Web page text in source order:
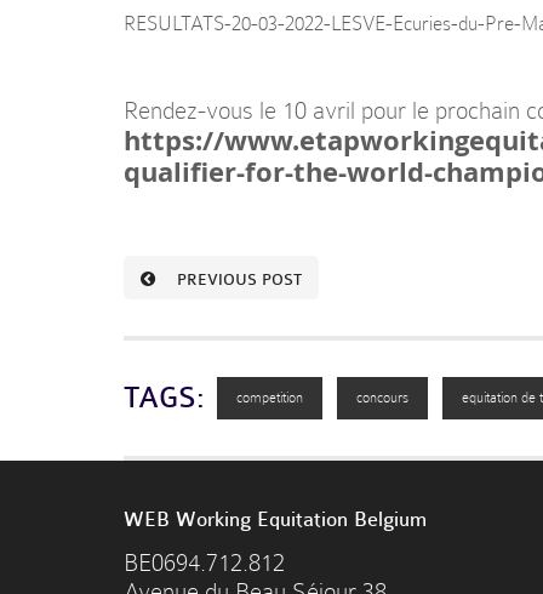
RESULTATS-20-03-2022-LESVE-Ecuries-du-Pre-
Rendez-vous le 10 avril pour le prochain
https://
qualifier-for-the-world-
PREVIOUS POST
TAGS: competition concours equitation de
WEB Working Equitation Belgium
BE0694.712.812